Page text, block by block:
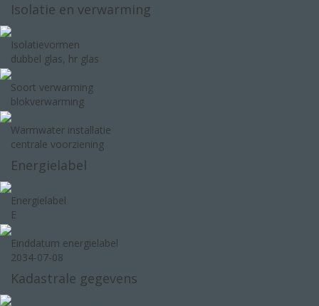
Isolatie en verwarming
Isolatievormen
dubbel glas, hr glas
Soort verwarming
blokverwarming
Warmwater installatie
centrale voorziening
Energielabel
Energielabel
E
Einddatum energielabel
2034-07-08
Kadastrale gegevens